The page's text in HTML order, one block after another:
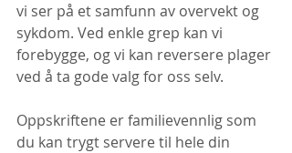
vi ser på et samfunn av overvekt og
sykdom. Ved enkle grep kan vi
forebygge, og vi kan reversere plager
ved å ta gode valg for oss selv.
Oppskriftene er familievennlig som
du kan trygt servere til hele din